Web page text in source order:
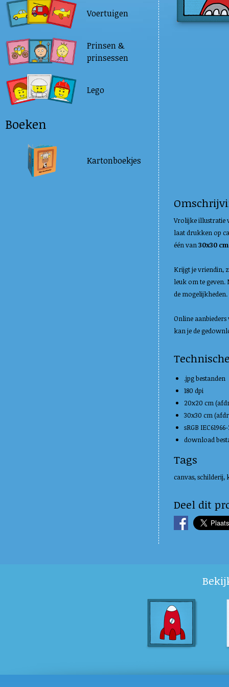
Voertuigen
Prinsen &
prinsessen
Lego
Boeken
Kartonboekjes
Vrolijke illustratie
laat drukken op
één van30x30 cm
Krijgt je vriendin,
leuk om te geven.
de mogelijkheden.
Online
kan je de
.jpg bestanden
180 dpi
20x20 cm
30x30 cm
sRGB
download
Tags
canvas,
Deel dit